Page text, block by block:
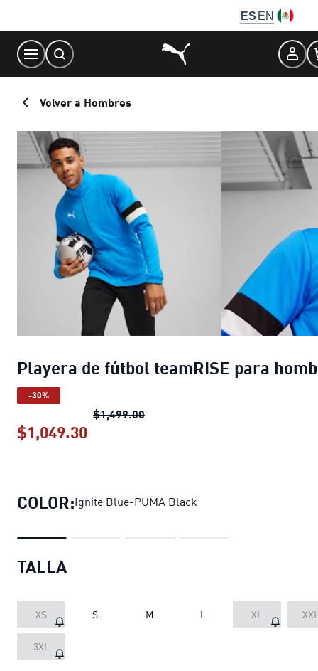
Content
ES EN
Volver a Hombres
Playera de fútbol teamRISE para
-30%
$1,499.00Playera de fútbol teamRISE para
$1,049.30
COLOR:Ignite Blue-PUMA Black
TALLA
XS S M L XL
3XL